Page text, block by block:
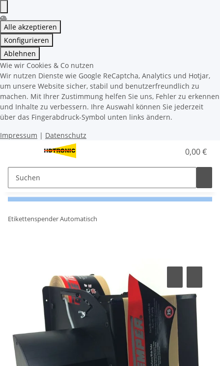
Alle akzeptieren
Konfigurieren
Ablehnen
Wie wir Cookies & Co nutzen
Wir nutzen Dienste wie Google ReCaptcha, Analytics und Hotjar,
um unsere Website sicher, stabil und benutzerfreundlich zu
machen. Mit Ihrer Zustimmung helfen Sie uns, Fehler zu erkennen
und Inhalte zu verbessern. Ihre Auswahl können Sie jederzeit
über das Fingerabdruck-Symbol unten links ändern.
Impressum | Datenschutz
0,00 €
Etikettenspender Automatisch